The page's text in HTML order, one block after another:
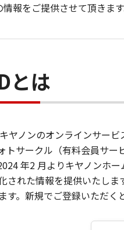
報をご提供させて頂きます
とは
キヤノンのオンラインサー
トサークル（有料会員サ
年2 月よりキヤノンホ
された情報を提供いたし
す。新規でご登録いただく